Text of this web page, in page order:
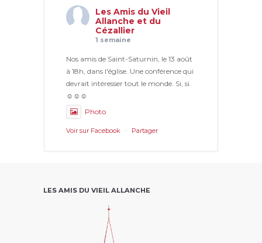
Les Amis du Vieil
Allanche et du
Cézallier
1 semaine
Nos amis de Saint-Saturnin, le 13 août
à 18h, dans l'église. Une conférence qui
devrait intéresser tout le monde. Si, si.
☺☺☺
Photo
Voir sur Facebook · Partager
LES AMIS DU VIEIL ALLANCHE